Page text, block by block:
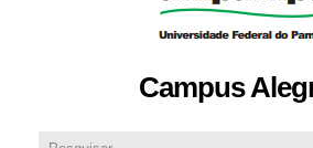
Campus